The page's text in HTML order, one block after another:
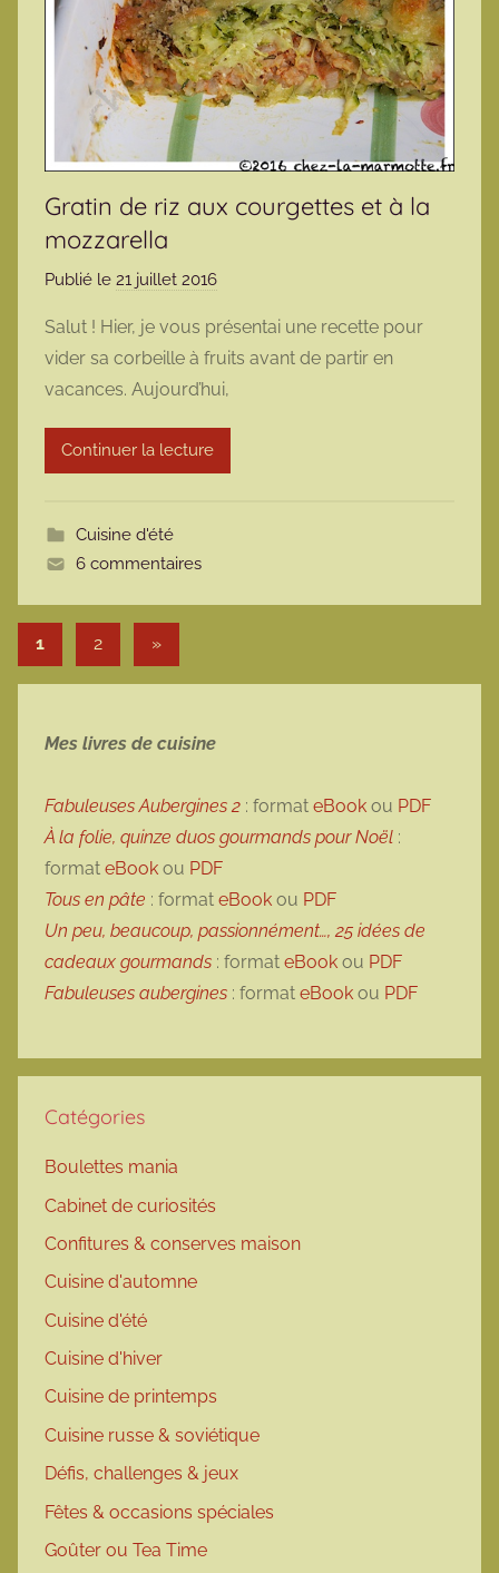
Gratin de riz aux courgettes et à la
mozzarella
Publié le 21 juillet 2016
r
m
a
r
Salut ! Hier, je vous présentai une recette pour
vider sa corbeille à fruits avant de partir en
vacances. Aujourd’hui,
Continuer la lecture
Cuisine d'été
6 commentaires
Pagination des publications
1 2 Articles suivants
»
Mes livres de cuisine
Fabuleuses Aubergines 2 : format eBook ou PDF
À la folie, quinze duos gourmands pour Noël :
format eBook ou PDF
Tous en pâte : format eBook ou PDF
Un peu, beaucoup, passionnément…, 25 idées de
cadeaux gourmands : format eBook ou PDF
Fabuleuses aubergines : format eBook ou PDF
Catégories
Boulettes mania
Cabinet de curiosités
Confitures & conserves maison
Cuisine d'automne
Cuisine d'été
Cuisine d'hiver
Cuisine de printemps
Cuisine russe & soviétique
Défis, challenges & jeux
Fêtes & occasions spéciales
Goûter ou Tea Time